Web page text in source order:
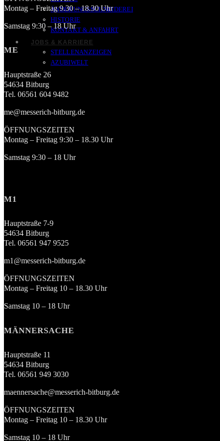
ÄNDERUNGSSCHNEIDEREI
HISTORIE
KONTAKT & ANFAHRT
JOBS & KARRIERE
STELLENANZEIGEN
AZUBIWELT
Montag – Freitag 9.30 – 18.30 Uhr
Samstag 9:30 – 18 Uhr
ME
Hauptstraße 26
54634 Bitburg
Tel. 06561 604 9482
me@messerich-bitburg.de
ÖFFNUNGSZEITEN
Montag – Freitag 9:30 – 18.30 Uhr
Samstag 9:30 – 18 Uhr
M1
Hauptstraße 7-9
54634 Bitburg
Tel. 06561 947 9525
m1@messerich-bitburg.de
ÖFFNUNGSZEITEN
Montag – Freitag 10 – 18.30 Uhr
Samstag 10 – 18 Uhr
MÄNNERSACHE
Hauptstraße 11
54634 Bitburg
Tel. 06561 949 3030
maennersache@messerich-bitburg.de
ÖFFNUNGSZEITEN
Montag – Freitag 10 – 18.30 Uhr
Samstag 10 – 18 Uhr